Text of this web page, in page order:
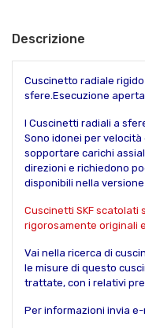
Descrizione
Cuscinetto radiale
sfere.Esecuzione
I Cuscinetti radiali a
Sono idonei per
sopportare carichi
direzioni e richiedono
disponibili nella
Cuscinetti SKF scatolati
rigorosamente originali
Vai nella ricerca di
le misure di questo
trattate, con i relativi
Per informazioni invia